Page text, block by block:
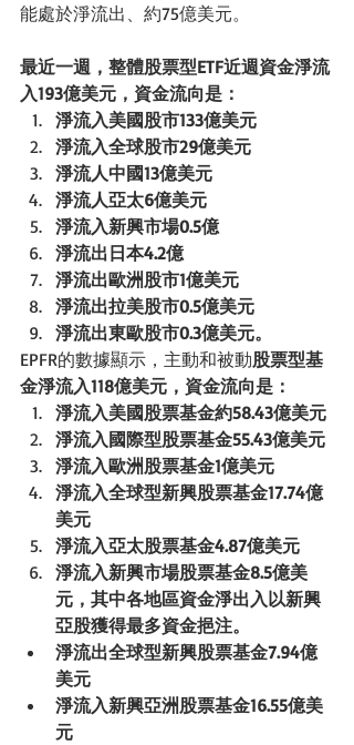
能處於淨流出、約75億美元。
最近一週，整體股票型ETF近週資金淨流
入193億美元，資金流向是：
淨流入美國股市133億美元
淨流入全球股市29億美元
淨流人中國13億美元
淨流人亞太6億美元
淨流入新興市場0.5億
淨流出日本4.2億
淨流出歐洲股市1億美元
淨流出拉美股市0.5億美元
淨流出東歐股市0.3億美元。
EPFR的數據顯示，主動和被動股票型基
金淨流入118億美元，資金流向是：
淨流入美國股票基金約58.43億美元
淨流入國際型股票基金55.43億美元
淨流入歐洲股票基金1億美元
淨流入全球型新興股票基金17.74億
美元
淨流入亞太股票基金4.87億美元
淨流入新興市場股票基金8.5億美
元，其中各地區資金淨出入以新興
亞股獲得最多資金挹注。
淨流出全球型新興股票基金7.94億
美元
淨流入新興亞洲股票基金16.55億美
元